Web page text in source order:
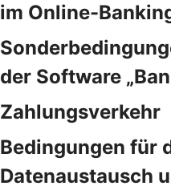
im Online-
der Software
Zahlungsverkehr
Bedingungen für
Datenaustausch